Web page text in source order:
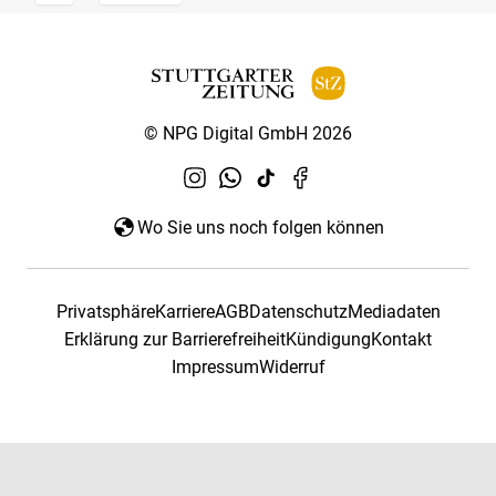
© NPG Digital GmbH 2026
Wo Sie uns noch folgen können
PrivatsphäreKarriereAGBDatenschutzMediadaten
Erklärung zur BarrierefreiheitKündigungKontakt
ImpressumWiderruf